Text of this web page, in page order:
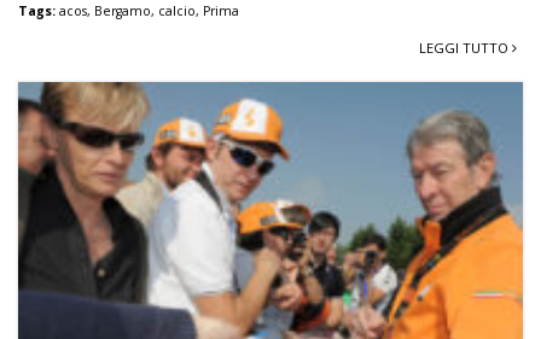
Tags: acos, Bergamo, calcio, Prima
LEGGI TUTTO